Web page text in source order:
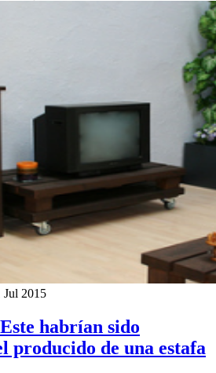
Jul 2015
habrían sido
producido de una estafa